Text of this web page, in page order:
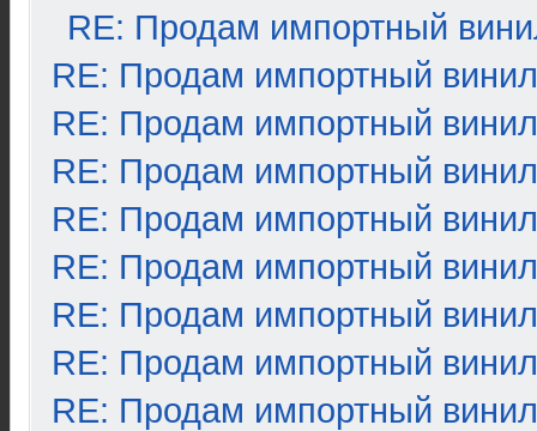
RE: Продам импортный
RE: Продам импортный винил
RE: Продам импортный винил
RE: Продам импортный винил
RE: Продам импортный винил
RE: Продам импортный винил
RE: Продам импортный винил
RE: Продам импортный винил
RE: Продам импортный винил